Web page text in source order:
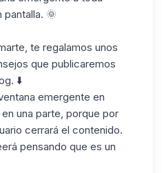
🌞
te regalamos unos
que publicaremos
⬇️
emergente en
una parte, porque por
cerrará el contenido.
pensando que es un